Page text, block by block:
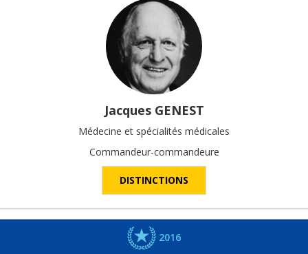
Jacques GENEST
Médecine et spécialités médicales
Commandeur-commandeure
DISTINCTIONS
2016